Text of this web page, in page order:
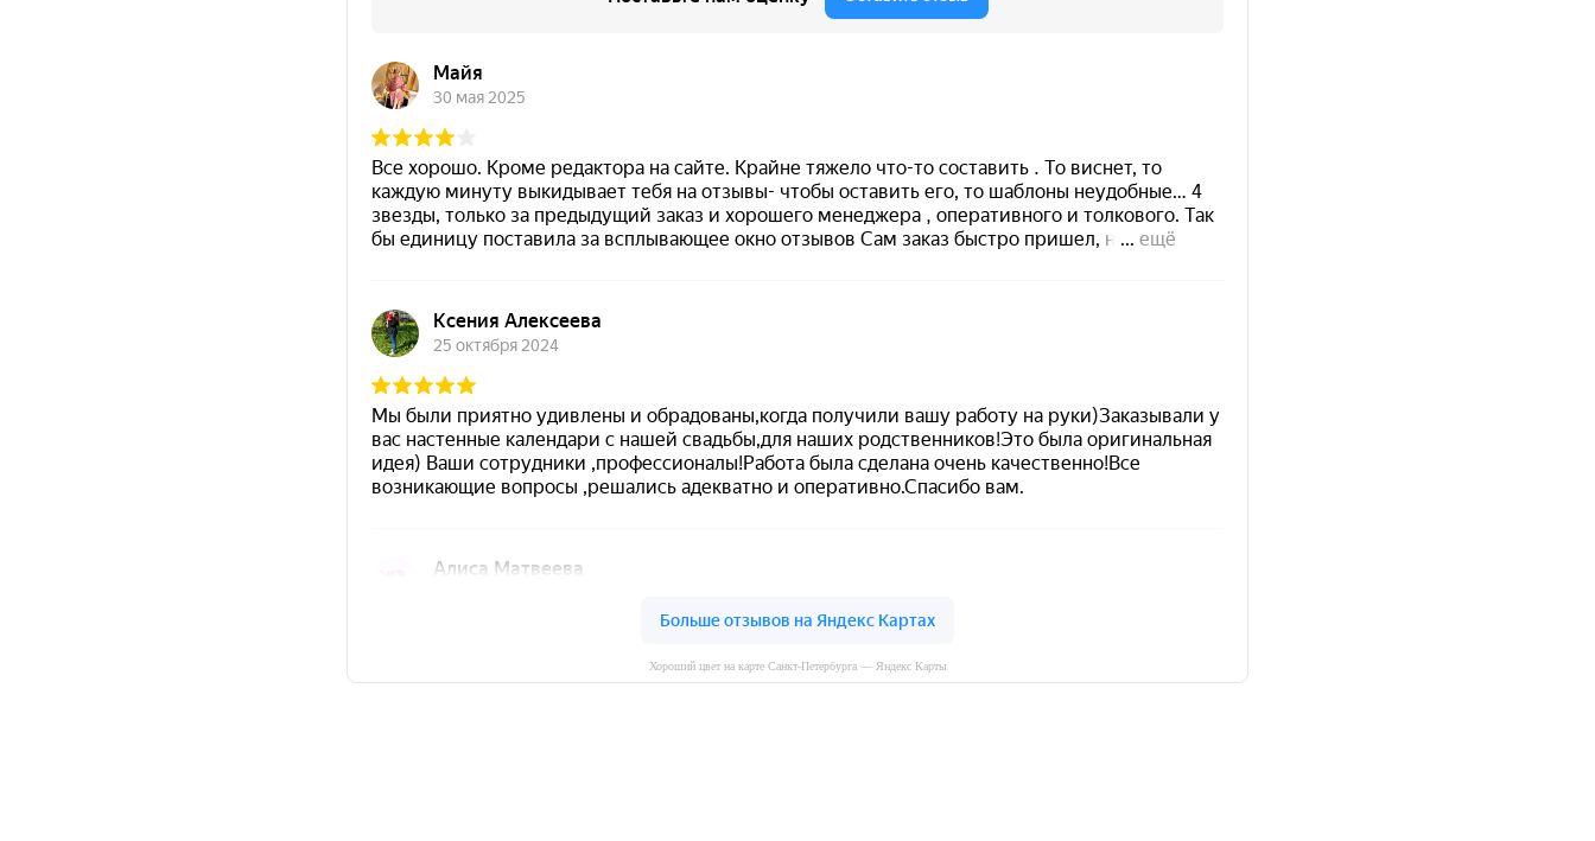
Хороший цвет на карте Санкт‑Петербурга — Яндекс Карты